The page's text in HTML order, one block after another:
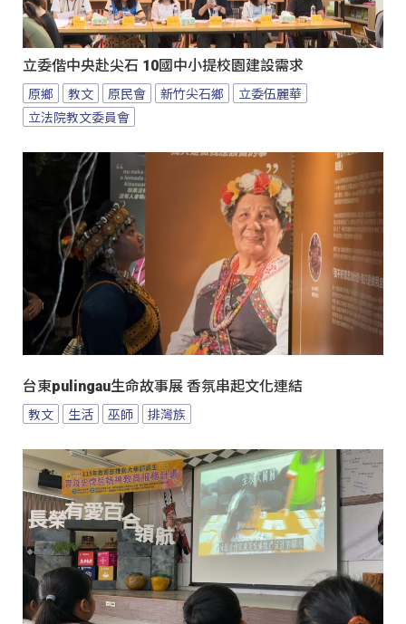
立委偕中央赴尖石 10國中小提校園建設需求
原鄉 教文 原民會 新竹尖石鄉
立委伍麗華
立法院教文委員會
台東pulingau生命故事展 香氛串起文化連結
教文 生活 巫師 排灣族